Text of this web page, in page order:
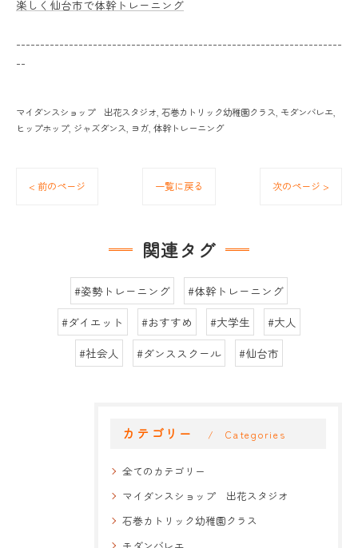
楽しく仙台市で体幹トレーニング
--------------------------------------------------------------------
--
マイダンスショップ 出花スタジオ 石巻カトリック幼稚園クラス モダンバレエ
ヒップホップ ジャズダンス ヨガ 体幹トレーニング
< 前のページ 一覧に戻る 次のページ >
関連タグ
#姿勢トレーニング
#体幹トレーニング
#ダイエット
#おすすめ #大学生
#大人
#社会人
#ダンススクール #仙台市
カテゴリー Categories
全てのカテゴリー
マイダンスショップ 出花スタジオ
石巻カトリック幼稚園クラス